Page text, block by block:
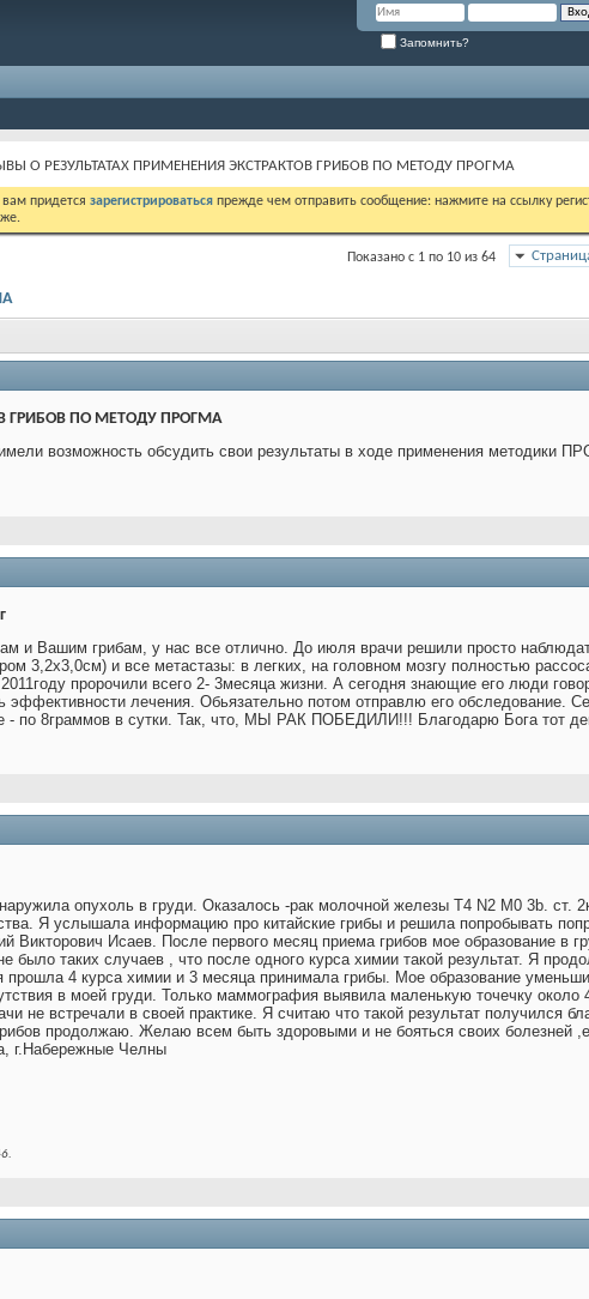
Запомнить?
О РЕЗУЛЬТАТАХ ПРИМЕНЕНИЯ ЭКСТРАКТОВ ГРИБОВ ПО МЕТОДУ ПРОГМА
придется зарегистрироваться прежде чем отправить сообщение: нажмите на ссылку
Показано с 1 по 10 из 64
ГРИБОВ ПО МЕТОДУ ПРОГМА
возможность обсудить свои результаты в ходе применения методики
и Вашим грибам, у нас все отлично. До июля врачи решили просто
3,2х3,0см) и все метастазы: в легких, на головном мозгу полностью
пророчили всего 2- 3месяца жизни. А сегодня знающие его люди
лечения. Обьязательно потом отправлю его обследование.
- по 8граммов в сутки. Так, что, МЫ РАК ПОБЕДИЛИ!!! Благодарю Бога тот
опухоль в груди. Оказалось -рак молочной железы Т4 N2 M0 3b. ст.
Я услышала информацию про китайские грибы и решила попробывать
Исаев. После первого месяц приема грибов мое образование в
было таких случаев , что после одного курса химии такой результат. Я
4 курса химии и 3 месяца принимала грибы. Мое образование
в моей груди. Только маммография выявила маленькую точечку
не встречали в своей практике. Я считаю что такой результат получился
продолжаю. Желаю всем быть здоровыми и не бояться своих болезней
г.Набережные Челны
.